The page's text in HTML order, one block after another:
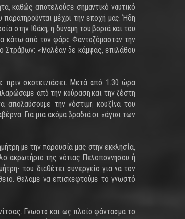
καθώς αποτελούσε σημαντικό ναυτικό
μέχρι την εποχή μας. Ήδη
στην Ιθάκη, η δύναμη του βοριά και του
κάτω από τον φάρο Φανταζόμασταν την
Στράβων: «Μαλέαν δε κάμψας, επιλάθου
σκοτεινιάσει. Μετά από 1.30 ώρα
από την κούραση και την ζέστη
την νόστιμη κουζίνα του
Για μια ακόμα βραδιά οι «άγιοι των
με την παρουσία μας στην εκκλησία,
ακρωτήριο της νότιας Πελοποννήσου ή
που διαθέτει συνεργείο για να τον
Θέλαμε να επισκεφτούμε το γνωστό
Γνωστό και ως πλοίο φάντασμα το